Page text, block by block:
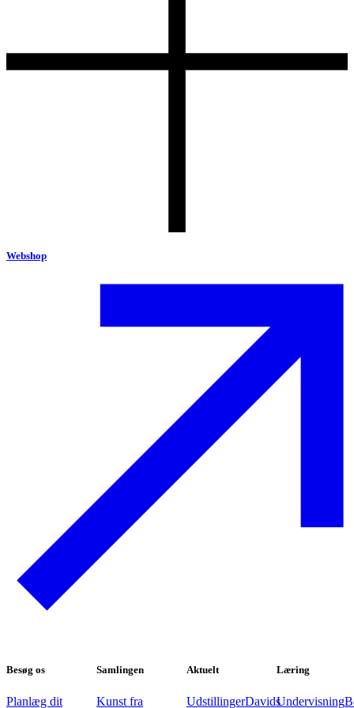
Webshop
Besøg os
Planlæg dit
Samlingen
Kunst fra
Aktuelt
UdstillingerDavids
Læring
Undervisning